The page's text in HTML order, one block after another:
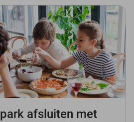
afsluiten met